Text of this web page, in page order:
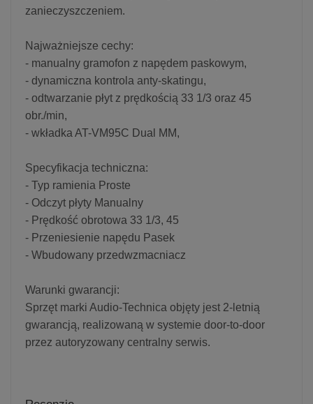
zanieczyszczeniem.
Najważniejsze cechy:
- manualny gramofon z napędem paskowym,
- dynamiczna kontrola anty-skatingu,
- odtwarzanie płyt z prędkością 33 1/3 oraz 45
obr./min,
- wkładka AT-VM95C Dual MM,
Specyfikacja techniczna:
- Typ ramienia Proste
- Odczyt płyty Manualny
- Prędkość obrotowa 33 1/3, 45
- Przeniesienie napędu Pasek
- Wbudowany przedwzmacniacz
Warunki gwarancji:
Sprzęt marki Audio-Technica objęty jest 2-letnią
gwarancją, realizowaną w systemie door-to-door
przez autoryzowany centralny serwis.